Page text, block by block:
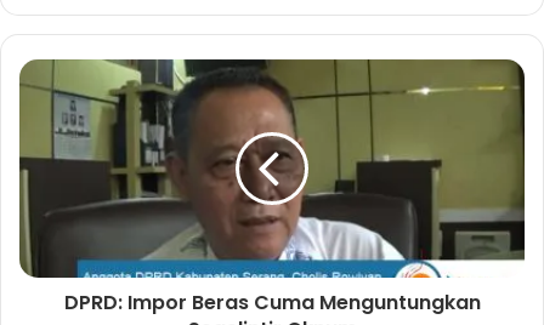
b
s
i
t
e
DPRD: Impor Beras Cuma Menguntungkan